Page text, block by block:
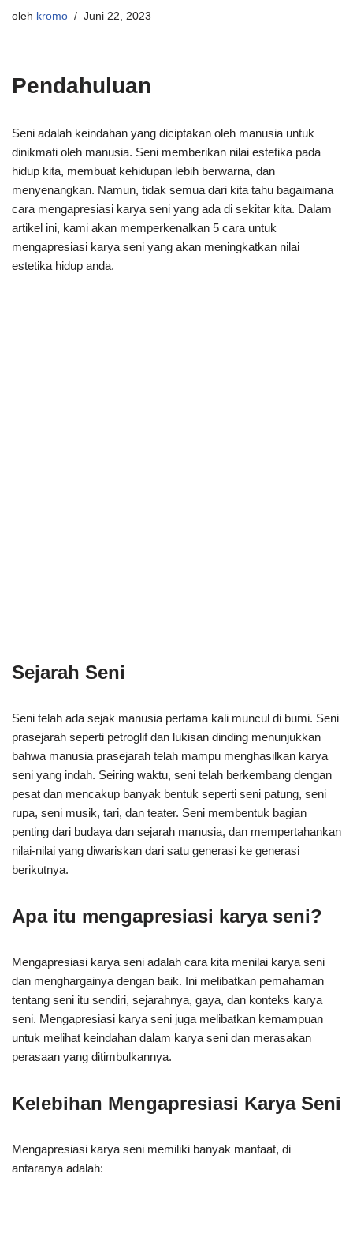
oleh kromo Juni 22, 2023
Pendahuluan
Seni adalah keindahan yang diciptakan oleh manusia untuk
dinikmati oleh manusia. Seni memberikan nilai estetika pada
hidup kita, membuat kehidupan lebih berwarna, dan
menyenangkan. Namun, tidak semua dari kita tahu bagaimana
cara mengapresiasi karya seni yang ada di sekitar kita. Dalam
artikel ini, kami akan memperkenalkan 5 cara untuk
mengapresiasi karya seni yang akan meningkatkan nilai
estetika hidup anda.
Sejarah Seni
Seni telah ada sejak manusia pertama kali muncul di bumi. Seni
prasejarah seperti petroglif dan lukisan dinding menunjukkan
bahwa manusia prasejarah telah mampu menghasilkan karya
seni yang indah. Seiring waktu, seni telah berkembang dengan
pesat dan mencakup banyak bentuk seperti seni patung, seni
rupa, seni musik, tari, dan teater. Seni membentuk bagian
penting dari budaya dan sejarah manusia, dan mempertahankan
nilai-nilai yang diwariskan dari satu generasi ke generasi
berikutnya.
Apa itu mengapresiasi karya seni?
Mengapresiasi karya seni adalah cara kita menilai karya seni
dan menghargainya dengan baik. Ini melibatkan pemahaman
tentang seni itu sendiri, sejarahnya, gaya, dan konteks karya
seni. Mengapresiasi karya seni juga melibatkan kemampuan
untuk melihat keindahan dalam karya seni dan merasakan
perasaan yang ditimbulkannya.
Kelebihan Mengapresiasi Karya Seni
Mengapresiasi karya seni memiliki banyak manfaat, di
antaranya adalah: